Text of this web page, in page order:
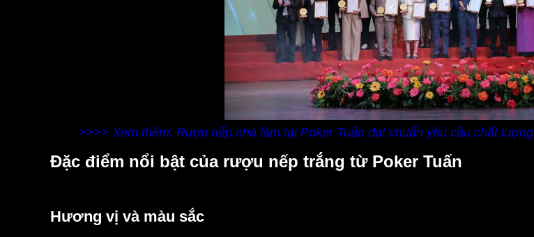
>>>> Xem thêm: Rượu nếp nhà làm tại Poker Tuấn đạt chuẩn yêu cầu chất lượng
Đặc điểm nổi bật của rượu nếp trắng từ Poker Tuấn
Hương vị và màu sắc